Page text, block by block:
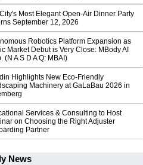
Most Elegant Open-Air Dinner Party
September 12, 2026
Robotics Platform Expansion as
Market Debut is Very Close: MBody AI
(N A S D A Q: MBAI)
Highlights New Eco-Friendly
Machinery at GaLaBau 2026 in
Services & Consulting to Host
on Choosing the Right Adjuster
Partner
News